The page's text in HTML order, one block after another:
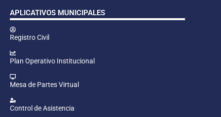
APLICATIVOS MUNICIPALES
Registro Civil
Plan Operativo Institucional
Mesa de Partes Virtual
Control de Asistencia